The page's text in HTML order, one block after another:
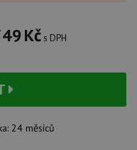
Kč s DPH
24 měsíců